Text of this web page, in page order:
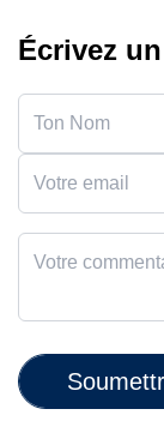
Écrivez